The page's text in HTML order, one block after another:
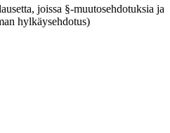
joissa §-muutosehdotuksia ja
hylkäysehdotus)